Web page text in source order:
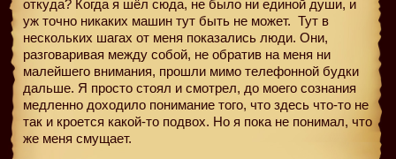
откуда? Когда я шёл сюда, не было ни единой души, и
уж точно никаких машин тут быть не может. Тут в
нескольких шагах от меня показались люди. Они,
разговаривая между собой, не обратив на меня ни
малейшего внимания, прошли мимо телефонной будки
дальше. Я просто стоял и смотрел, до моего сознания
медленно доходило понимание того, что здесь что-то не
так и кроется какой-то подвох. Но я пока не понимал, что
же меня смущает.